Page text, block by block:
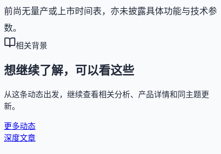
前尚无量产或上市时间表，亦未披露具体功能与技术参
数。
相关背景
想继续了解，可以看这些
从这条动态出发，继续查看相关分析、产品详情和同主题更
新。
更多动态
深度文章